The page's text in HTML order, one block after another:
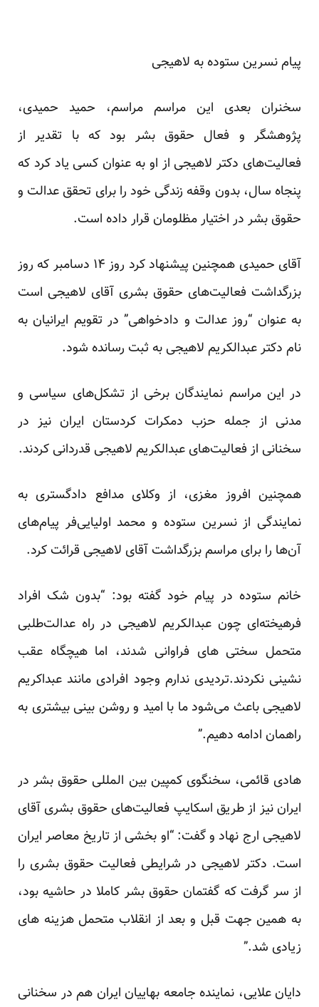
پیام نسرین ستوده به لاهیجی
سخنران بعدی این مراسم مراسم، حمید حمیدی،
پژوهشگر و فعال حقوق بشر بود که با تقدیر از
فعالیت‌های دکتر لاهیجی از او به عنوان کسی یاد کرد که
پنجاه سال، بدون وقفه زندگی خود را برای تحقق عدالت و
حقوق بشر در اختیار مظلومان قرار داده است.
آقای حمیدی همچنین پیشنهاد کرد روز ۱۴ دسامبر که روز
بزرگداشت فعالیت‌های حقوق بشری آقای لاهیجی است
به عنوان “روز عدالت و دادخواهی” در تقویم ایرانیان به
نام دکتر عبدالکریم لاهیجی به ثبت رسانده شود.
در این مراسم نمایندگان برخی از تشکل‌های سیاسی و
مدنی از جمله حزب دمکرات کردستان ایران نیز در
سخنانی از فعالیت‌های عبدالکریم لاهیجی قدردانی کردند.
همچنین افروز مغزی، از وکلای مدافع دادگستری به
نمایندگی از نسرین ستوده و محمد اولیایی‌فر پیام‌های
آن‌ها را برای مراسم بزرگداشت آقای لاهیجی قرائت کرد.
خانم ستوده در پیام خود گفته بود:‌ “بدون شک افراد
فرهیخته‌ای چون عبدالکریم لاهیجی در راه عدالت‌طلبی
متحمل سختی های فراوانی شدند، اما هیچگاه عقب
نشینی نکردند.تردیدی ندارم وجود افرادی مانند عبداکریم
لاهیجی باعث می‌شود ما با امید و روشن بینی بیشتری به
راهمان ادامه دهیم.”
هادی قائمی، سخنگوی کمپین بین المللی حقوق بشر در
ایران نیز از طریق اسکایپ فعالیت‌های حقوق بشری آقای
لاهیجی ارج نهاد و گفت: “او بخشی از تاریخ معاصر ایران
است. دکتر لاهیجی در شرایطی فعالیت حقوق بشری را
از سر گرفت که گفتمان حقوق بشر کاملا در حاشیه بود،
به همین جهت قبل و بعد از انقلاب متحمل هزینه های
زیادی شد.”
دایان علایی، نماینده جامعه بهاییان ایران هم در سخنانی